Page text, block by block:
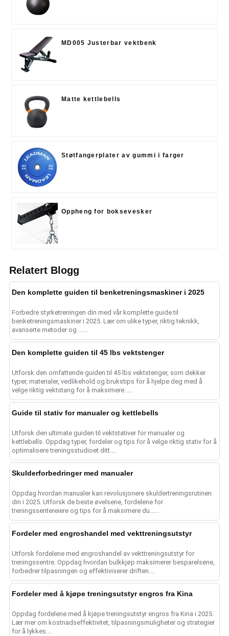
MD005 Justerbar vektbenk
Matte kettlebells
Støtfangerplater av gummi i farger
Oppheng for boksevesker
Relatert Blogg
Den komplette guiden til benketreningsmaskiner i 2025
Forbedre styrketreningen din med vår komplette guide til
benketreningsmaskiner i 2025. Lær om ulike typer, riktig teknikk,
avanserte metoder og ......
Den komplette guiden til 45 lbs vektstenger
Utforsk den omfattende guiden til 45 lbs vektstenger, som dekker
typer, materialer, vedlikehold og brukstips for å hjelpe deg med å
velge riktig vektstang for å maksimere......
Guide til stativ for manualer og kettlebells
Utforsk den ultimate guiden til vektstativer for manualer og
kettlebells. Oppdag typer, fordeler og tips for å velge riktig stativ for å
optimalisere treningsstudioet ditt....
Skulderforbedringer med manualer
Oppdag hvordan manualer kan revolusjonere skuldertreningsrutinen
din i 2025. Utforsk de beste øvelsene, fordelene for
treningssentereiere og tips for å maksimere du......
Fordeler med engroshandel med vekttreningsutstyr
Utforsk fordelene med engroshandel av vekttreningsutstyr for
treningssentre. Oppdag hvordan bulkkjøp maksimerer besparelsene,
forbedrer tilpasningen og effektiviserer driften....
Fordeler med å kjøpe treningsutstyr engros fra Kina
Oppdag fordelene med å kjøpe treningsutstyr engros fra Kina i 2025.
Lær mer om kostnadseffektivitet, tilpasningsmuligheter og strategier
for å lykkes....